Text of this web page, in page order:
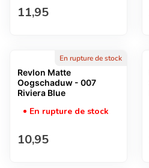
Prix normal
11,95
En rupture de stock
Revlon Matte
Oogschaduw - 007
Riviera Blue
En rupture de stock
Prix normal
10,95